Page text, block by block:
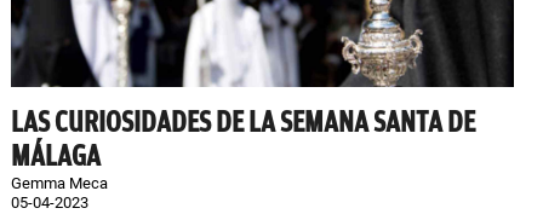
LAS CURIOSIDADES DE LA SEMANA SANTA DE
MÁLAGA
Gemma Meca
05-04-2023